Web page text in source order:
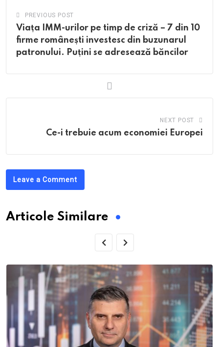
PREVIOUS POST
Viața IMM-urilor pe timp de criză – 7 din 10
firme românești investesc din buzunarul
patronului. Puțini se adresează băncilor
NEXT POST
Ce-i trebuie acum economiei Europei
Leave a Comment
Articole Similare